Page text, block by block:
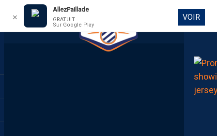
DIRECT
✕
AllezPaillade
GRATUIT
Sur Google Play
VOIR